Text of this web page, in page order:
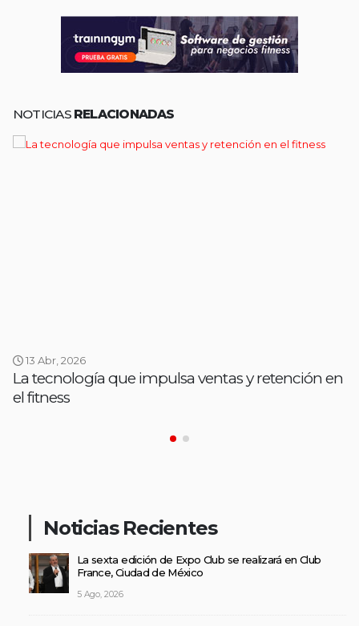
NOTICIAS RELACIONADAS
13 Abr, 2026
La tecnología que impulsa ventas y retención en
el fitness
Noticias Recientes
La sexta edición de Expo Club se realizará en Club
France, Ciudad de México
5 Ago, 2026